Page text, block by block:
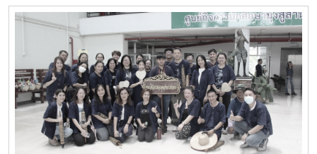
ศาสตราจารย์สาขาวิชาวิศวกรรมเครื่องกล และผู้ช่วยอธิการบดี
ด้านการพัฒนานักวิจัยรุ่นใหม่ จาก Mie University ประเทศ
ญี่ปุ่น ในโอกาสเดินทางมาเยี่ยมชมคณะฯ และหารือแนวทางความ
ร่วมมือทางวิชาการ ณ คณะวิศวกรรมและอุตสาหกรรมเกษตร
มหาวิทยาลัยแม่โจ้ในการนี้ ได้มีการนำเสนอวีดิทัศน์แนะนำ
มหาวิทยาลัยและคณะฯ พร้อมแลกเปลี่ยนแนวทางการสร้างความ
ร่วมมือด้านวิชาการ การวิจัย และการแลกเปลี่ยนนักศึกษาในระดับ
ปริญญาตรีและบัณฑิตศึกษา ระหว่างสองสถาบันProfessor